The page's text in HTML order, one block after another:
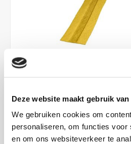
Deze website maakt gebruik
We gebruiken cookies om
personaliseren, om functies voor
en om ons websiteverkeer te
DIRECT LEVERBAAR
Toevoegen